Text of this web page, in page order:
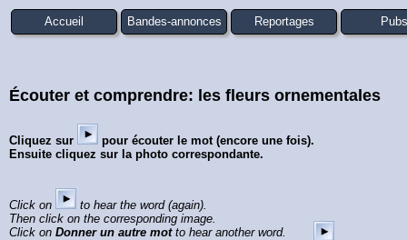
Accueil Bandes-annonces Reportages Pubs
Écouter et comprendre: les fleurs ornementales
Cliquez sur
pour écouter le mot (encore une fois).
Ensuite cliquez sur la photo correspondante.
Click on
to hear the word (again).
Then click on the corresponding image.
Click on Donner un autre motto hear another word.